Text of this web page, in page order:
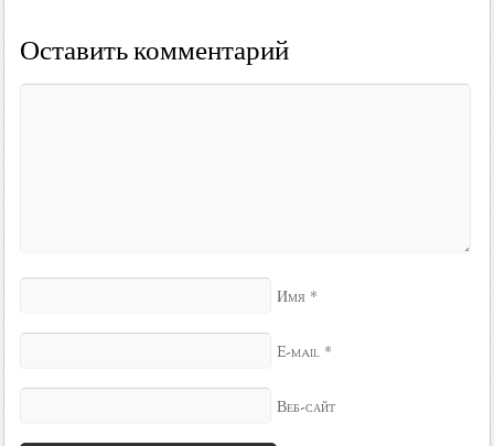
Оставить комментарий
Имя *
E-mail *
Веб-сайт